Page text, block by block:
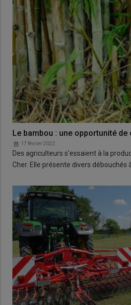
Le bambou : une opportunité de
17 février 2022
Des agriculteurs s'essaient à la
Cher. Elle présente divers débouchés